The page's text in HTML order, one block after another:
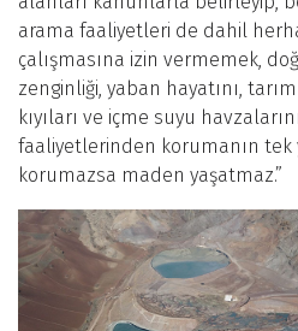
arama faaliyetleri de dahil
çalışmasına izin vermemek,
zenginliği, yaban hayatını,
kıyıları ve içme suyu
faaliyetlerinden korumanın tek
korumazsa maden yaşatmaz.”